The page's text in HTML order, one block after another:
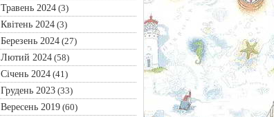
Травень 2024(3)
Квітень 2024(3)
Березень 2024(27)
Лютий 2024(58)
Січень 2024(41)
Грудень 2023(33)
Вересень 2019(60)